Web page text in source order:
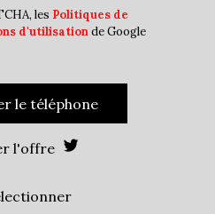
ans
les Politiques de
d'utilisationde Google
le téléphone
l'offre